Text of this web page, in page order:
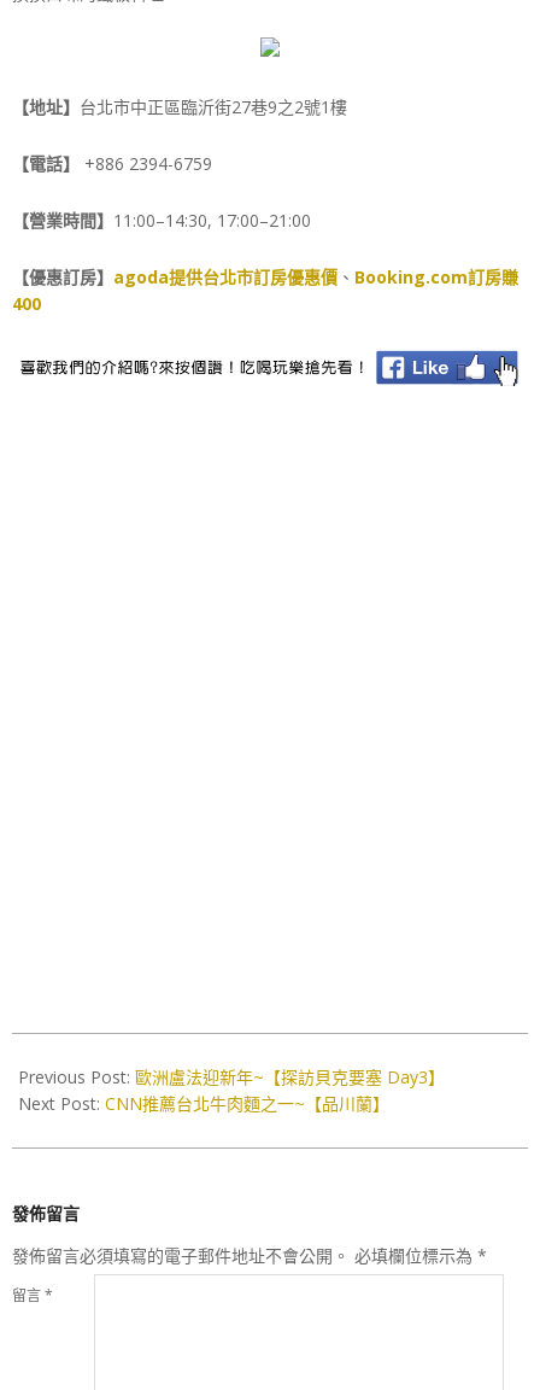
【地址】 台北市中正區臨沂街27巷9之2號1樓
【電話】 +886 2394-6759
【營業時間】 11:00–14:30, 17:00–21:00
【優惠訂房】 agoda提供台北市訂房優惠價 、 Booking.com訂房賺
400
12-
11
Previous Post: 歐洲盧法迎新年~【探訪貝克要塞 Day3】
Next Post: CNN推薦台北牛肉麵之一~【品川蘭】
發佈留言
發佈留言必須填寫的電子郵件地址不會公開。 必填欄位標示為 *
留言*